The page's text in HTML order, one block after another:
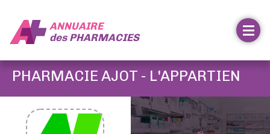
ANNUAIRE
desPHARMACIES
PHARMACIE AJOT - L'APPARTIEN